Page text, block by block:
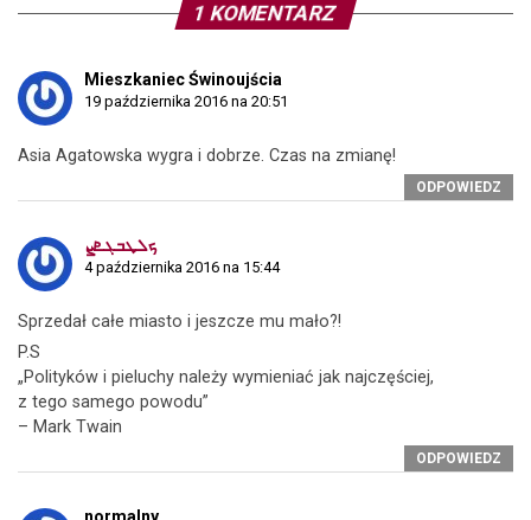
1 KOMENTARZ
Mieszkaniec Świnoujścia
19 października 2016 na 20:51
Asia Agatowska wygra i dobrze. Czas na zmianę!
ODPOWIEDZ
ܟܠܜܒܓܧܨ
4 października 2016 na 15:44
Sprzedał całe miasto i jeszcze mu mało?!
P.S
„Polityków i pieluchy należy wymieniać jak najczęściej,
z tego samego powodu”
– Mark Twain
ODPOWIEDZ